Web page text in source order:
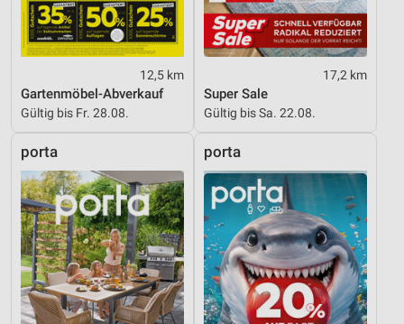
12,5 km
Gartenmöbel-Abverkauf
Gültig bis Fr. 28.08.
17,2 km
Super Sale
Gültig bis Sa. 22.08.
porta porta